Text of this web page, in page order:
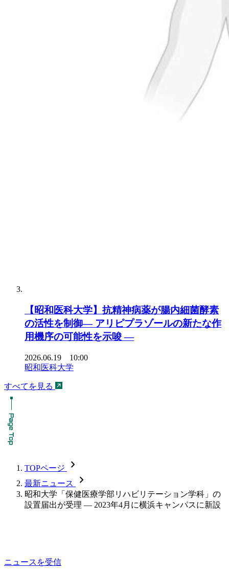
【昭和医科大学】抗精神病薬が腸内細菌酵素
の活性を制御― アリピプラゾールの新たな作
用機序の可能性を示唆 ―
2026.06.19 10:00
昭和医科大学
すべてを見る
TOPページ chevron_forward
最新ニュース chevron_forward
昭和大学「保健医療学部リハビリテーション学科」の
設置届出が受理 — 2023年4月に横浜キャンパスに新設
ニュースを受信